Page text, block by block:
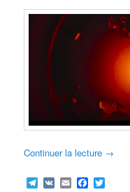
Continuer la lecture →
Telegram
VK EmailFacebook